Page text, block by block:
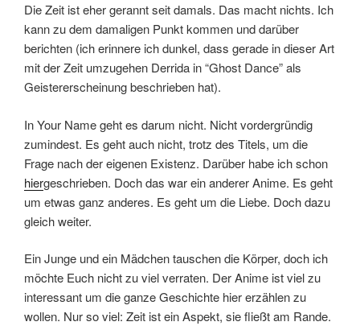
Die Zeit ist eher gerannt seit damals. Das macht nichts. Ich
kann zu dem damaligen Punkt kommen und darüber
berichten (ich erinnere ich dunkel, dass gerade in dieser Art
mit der Zeit umzugehen Derrida in “Ghost Dance” als
Geistererscheinung beschrieben hat).
In Your Name geht es darum nicht. Nicht vordergründig
zumindest. Es geht auch nicht, trotz des Titels, um die
Frage nach der eigenen Existenz. Darüber habe ich schon
hiergeschrieben. Doch das war ein anderer Anime. Es geht
um etwas ganz anderes. Es geht um die Liebe. Doch dazu
gleich weiter.
Ein Junge und ein Mädchen tauschen die Körper, doch ich
möchte Euch nicht zu viel verraten. Der Anime ist viel zu
interessant um die ganze Geschichte hier erzählen zu
wollen. Nur so viel: Zeit ist ein Aspekt, sie fließt am Rande.